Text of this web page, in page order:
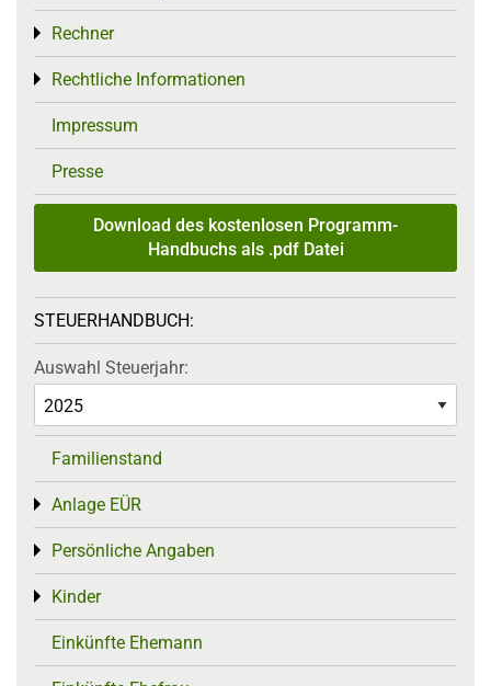
Rechner
Toggle menu
Rechtliche Informationen
Toggle menu
Impressum
Presse
Download des kostenlosen Programm-
Handbuchs als .pdf Datei
STEUERHANDBUCH:
Auswahl Steuerjahr:
Familienstand
Anlage EÜR
Toggle menu
Persönliche Angaben
Toggle menu
Kinder
Toggle menu
Einkünfte Ehemann